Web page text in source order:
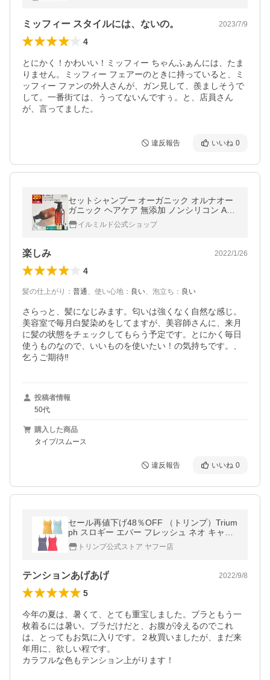
ミッフィー スタイルには、ないの。 2023/7/9
4
とにかく！かわいい！ミッフィー ちゃんふぁんには、たま
りません。ミッフィー フェアーのときに持っていると、ミ
ッフィー ファンの外人さんが、ガン見して、羨ましそうで
して。一番街ては、うってないんですぅ。と、店員さん
が、言ってました。
違反報告 いいね 0
セットシャンプー オーガニック オルナオー
ガニック ヘアケア 無添加 ノンシリコン ALL
NA ORGANIC 500ml
イルミルド公式ショップ
楽しみ 2022/1/26
4
髪の仕上がり ： 普通、 使い心地 ： 良い、 泡立ち ： 良い
さらっと、髪になじみます。匂いは強くなく自然な感じ。
美容室で毎月白髪染めをしてますが、美容師さんに、来月
に髪の状態をチェックしてもらう予定です。とにかく毎日
使うものなので、いいものを使いたい！の気持ちです。、
乞うご期待‼️
投稿者情報
50代
購入した商品
タイプ/スムース
違反報告 いいね 0
セール再値下げ48％OFF （トリンプ）Trium
ph スロギー エバー フレッシュ ネオ キャミ
ソール sloggi Ever Fresh Neo Shirt01 JX
トリンプ公式ストア ヤフー店
テンションあげあげ 2022/9/8
5
今年の夏は、暑くて、とても重宝しました。ブラともう一
枚着るには暑い。ブラだけだと、お腹が冷えるのでこれ
は、とってもお気に入りです。２枚買いましたが、まだ来
年用に、欲しい程です。
カラフルな色もテンション上がります！